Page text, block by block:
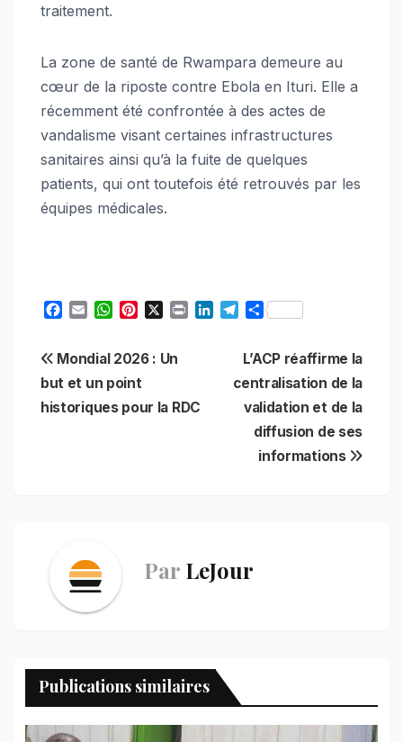
traitement.
La zone de santé de Rwampara demeure au
cœur de la riposte contre Ebola en Ituri. Elle a
récemment été confrontée à des actes de
vandalisme visant certaines infrastructures
sanitaires ainsi qu’à la fuite de quelques
patients, qui ont toutefois été retrouvés par les
équipes médicales.
e
b
o
o
i
l
W
t
s
A
p
t
e
r
e
e
g
r
S
r
e
Navigation
de
L’ACP réaffirme la
centralisation de la
validation et de la
diffusion de ses
informations
Mondial 2026 : Un
but et un point
historiques pour la RDC
Par LeJour
Publications similaires